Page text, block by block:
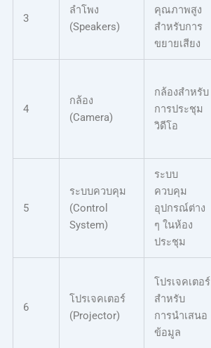
3
ลำโพง
(Speakers)
คุณภาพสูง
สำหรับการ
ขยายเสียง
4
กล้อง
(Camera)
กล้องสำหรับ
การประชุม
วิดีโอ
5
ระบบควบคุม
(Control
System)
ระบบ
ควบคุม
อุปกรณ์ต่าง
ๆ ในห้อง
ประชุม
6
โปรเจคเตอร์
(Projector)
โปรเจคเตอร์
สำหรับ
การนำเสนอ
ข้อมูล